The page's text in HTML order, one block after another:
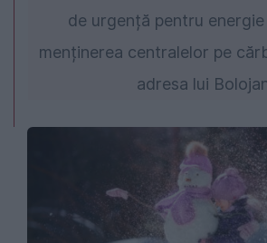
de urgență pentru
menținerea centralelor pe
adresa lui